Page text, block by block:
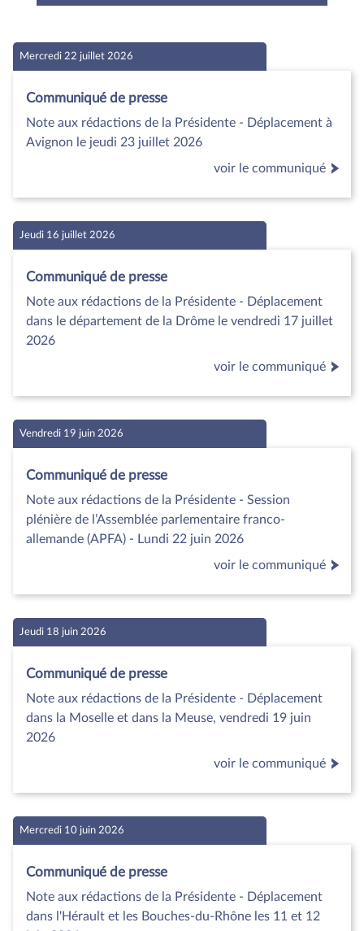
Mercredi 22 juillet 2026
Communiqué de presse
Note aux rédactions de la Présidente - Déplacement à
Avignon le jeudi 23 juillet 2026
voir le communiqué
Jeudi 16 juillet 2026
Communiqué de presse
Note aux rédactions de la Présidente - Déplacement
dans le département de la Drôme le vendredi 17 juillet
2026
voir le communiqué
Vendredi 19 juin 2026
Communiqué de presse
Note aux rédactions de la Présidente - Session
plénière de l’Assemblée parlementaire franco-
allemande (APFA) - Lundi 22 juin 2026
voir le communiqué
Jeudi 18 juin 2026
Communiqué de presse
Note aux rédactions de la Présidente - Déplacement
dans la Moselle et dans la Meuse, vendredi 19 juin
2026
voir le communiqué
Mercredi 10 juin 2026
Communiqué de presse
Note aux rédactions de la Présidente - Déplacement
dans l'Hérault et les Bouches-du-Rhône les 11 et 12